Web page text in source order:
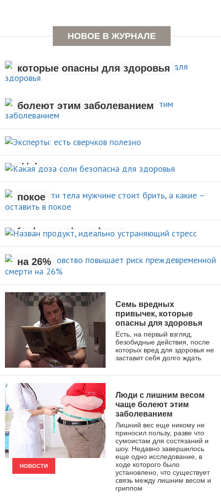
НОВОЕ В ЖУРНАЛЕ
которые опасны для здоровья
болеют этим заболеванием
НОВОСТИ
Эксперты: есть сверчков
полезно
НОВОСТИ
Какая доза соли безопасна для
здоровья
НОВОСТИ
Какие части тела мужчине стоит
брить, а какие – оставить в
покое
УХОД ЗА СОБОЙ
Назван продукт, идеально
устраняющий стресс
НОВОСТИ
Раннее отцовство повышает
риск преждевременной смерти
на 26%
НОВОСТИ
ЗДОРОВЫЙ ОБРАЗ ЖИЗНИ
Семь вредных
привычек, которые
опасны для здоровья
Есть, на первый взгляд,
безобидные действия, после
которых вред для здоровья не
заставит себя долго ждать
НОВОСТИ
Люди с лишним весом
чаще болеют этим
заболеванием
Лишний вес еще никому не
приносил пользу, разве что
сумоистам для состязаний и
шоу. Недавно завершилось
еще одно исследование, в
ходе которого было
установлено, что существует
связь между лишним весом и
гриппом